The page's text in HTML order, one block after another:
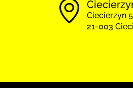
Ciecierzyn
21-003